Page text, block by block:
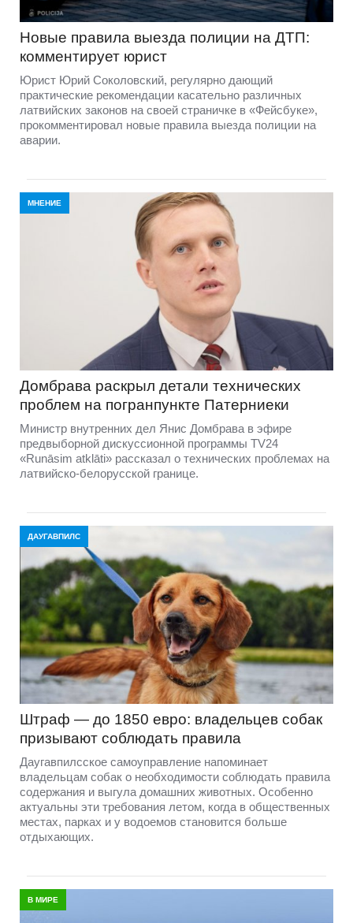
Новые правила выезда полиции на ДТП:
комментирует юрист
Юрист Юрий Соколовский, регулярно дающий
практические рекомендации касательно различных
латвийских законов на своей страничке в «Фейсбуке»,
прокомментировал новые правила выезда полиции на
аварии.
МНЕНИЕ
Домбравa раскрыл детали технических
проблем на погранпункте Патерниеки
Министр внутренних дел Янис Домбрава в эфире
предвыборной дискуссионной программы TV24
«Runāsim atklāti» рассказал о технических проблемах на
латвийско-белорусской границе.
ДАУГАВПИЛС
Штраф — до 1850 евро: владельцев собак
призывают соблюдать правила
Даугавпилсское самоуправление напоминает
владельцам собак о необходимости соблюдать правила
содержания и выгула домашних животных. Особенно
актуальны эти требования летом, когда в общественных
местах, парках и у водоемов становится больше
отдыхающих.
В МИРЕ